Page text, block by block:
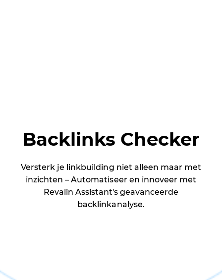
Backlinks Checker
Versterk je linkbuilding niet alleen maar met
inzichten – Automatiseer en innoveer met
Revalin Assistant's geavanceerde
backlinkanalyse.